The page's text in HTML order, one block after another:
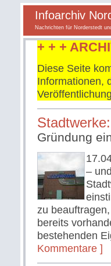
Infoarchiv
Nachrichten für Norderstedt
+ + +
Diese Seite
Informationen,
Gründung
–
zu
bereits
bestehenden
Kommentare ]